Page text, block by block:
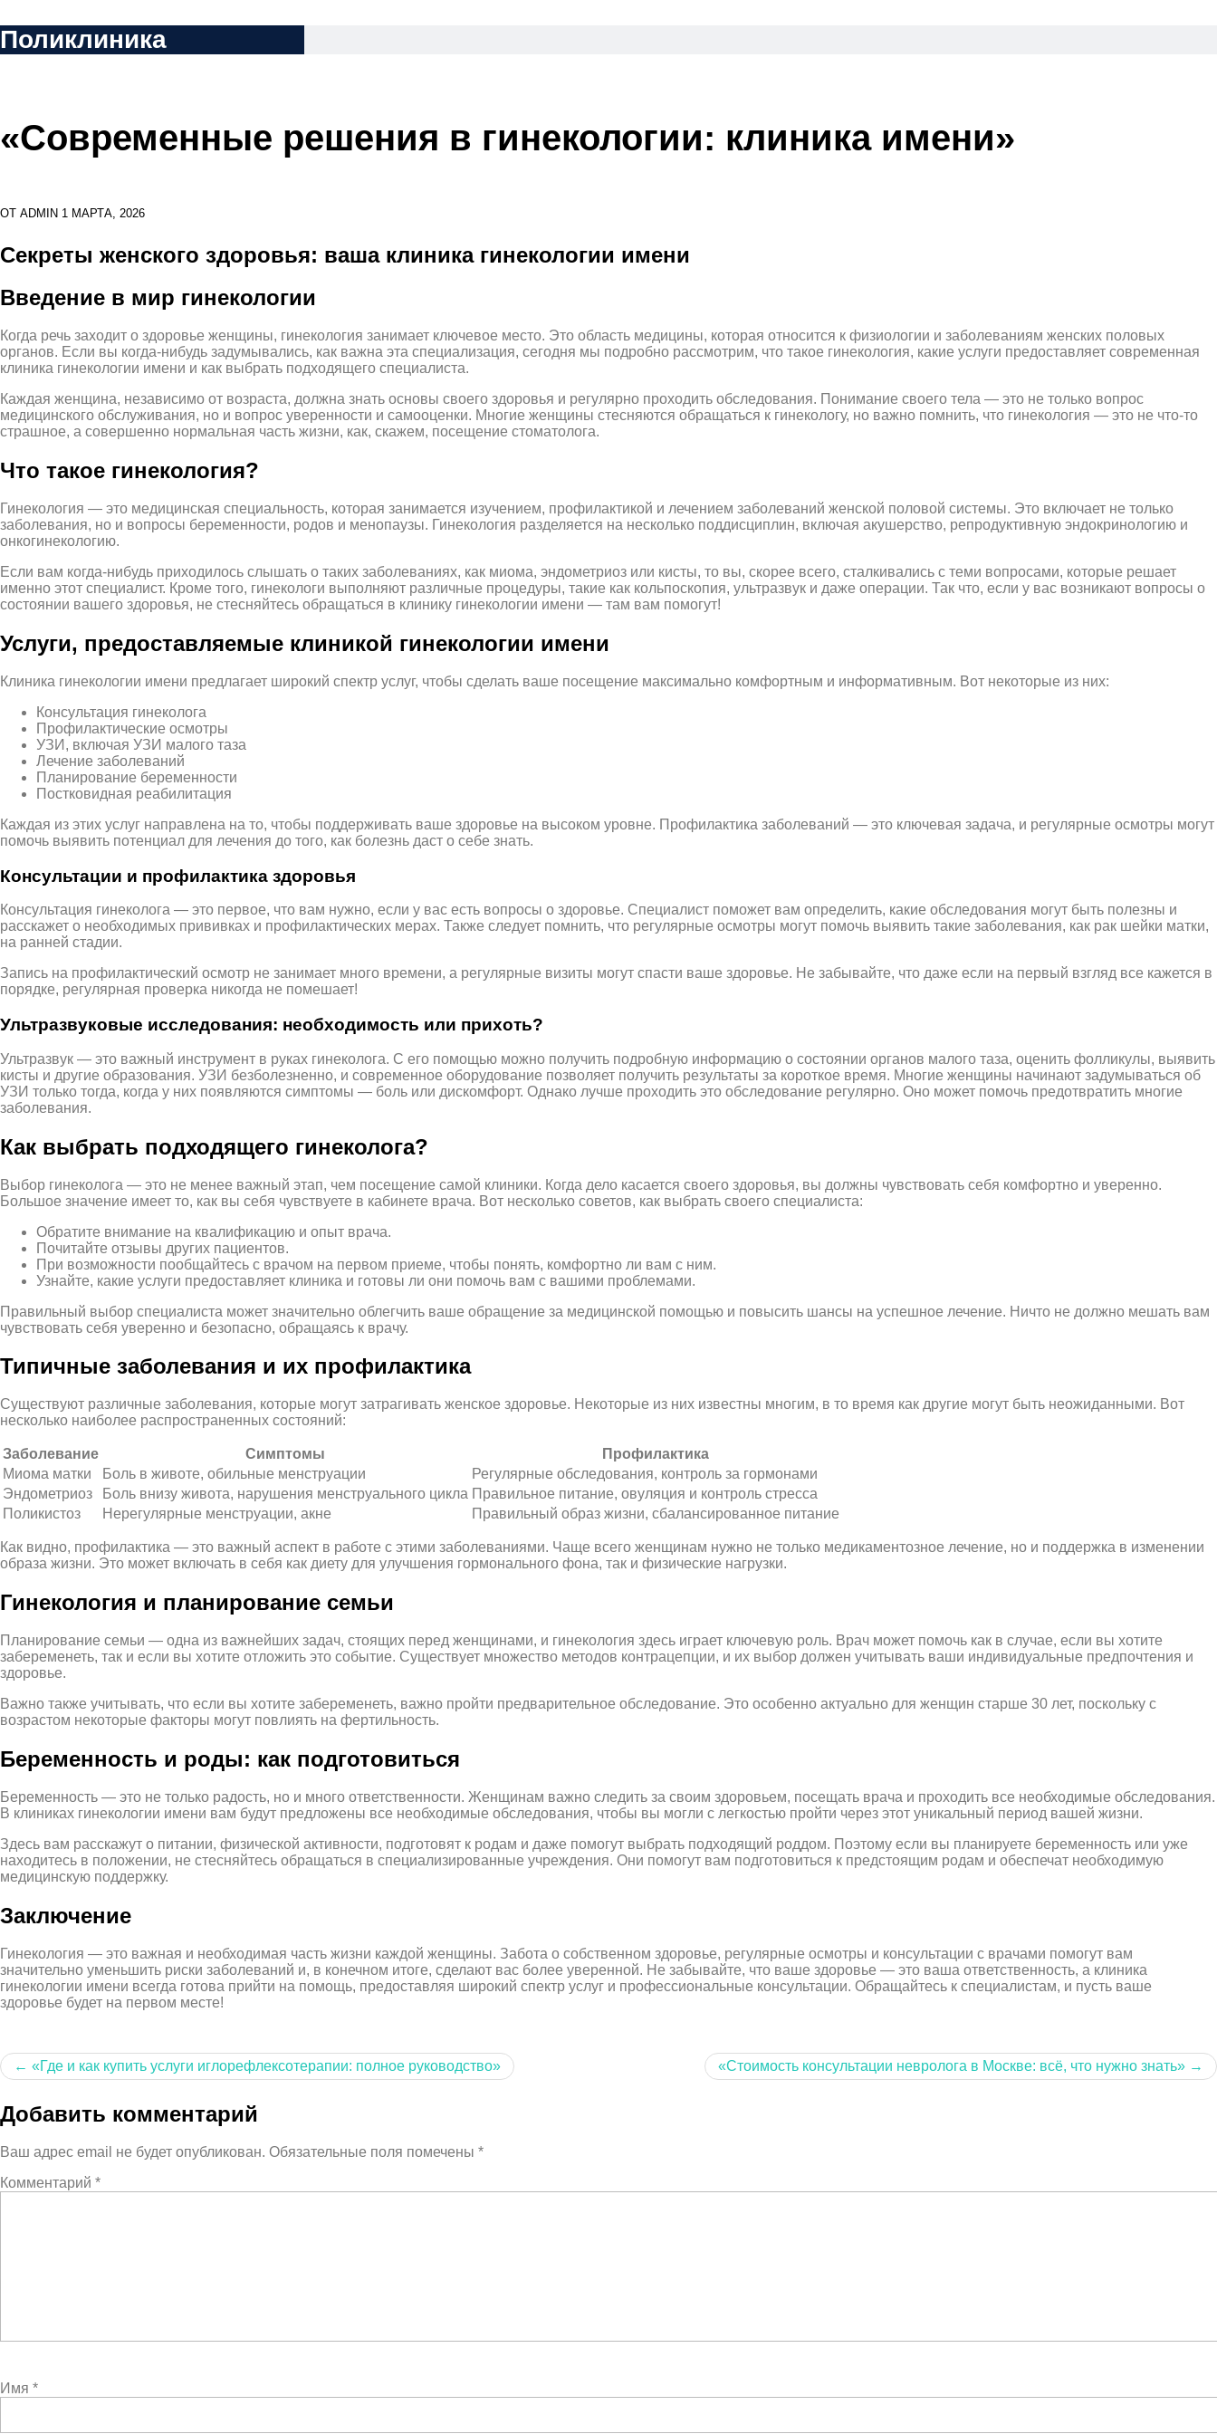
Перейти
кПоликлиника
«Современные решения в гинекологии: клиника имени»
ОТ ADMIN 1 МАРТА, 2026
Секреты женского здоровья: ваша клиника гинекологии имени
Введение в мир гинекологии
Когда речь заходит о здоровье женщины, гинекология занимает ключевое место. Это область медицины, которая относится к физиологии и заболеваниям женских половых
органов. Если вы когда-нибудь задумывались, как важна эта специализация, сегодня мы подробно рассмотрим, что такое гинекология, какие услуги предоставляет современная
клиника гинекологии имени и как выбрать подходящего специалиста.
Каждая женщина, независимо от возраста, должна знать основы своего здоровья и регулярно проходить обследования. Понимание своего тела — это не только вопрос
медицинского обслуживания, но и вопрос уверенности и самооценки. Многие женщины стесняются обращаться к гинекологу, но важно помнить, что гинекология — это не что-то
страшное, а совершенно нормальная часть жизни, как, скажем, посещение стоматолога.
Что такое гинекология?
Гинекология — это медицинская специальность, которая занимается изучением, профилактикой и лечением заболеваний женской половой системы. Это включает не только
заболевания, но и вопросы беременности, родов и менопаузы. Гинекология разделяется на несколько поддисциплин, включая акушерство, репродуктивную эндокринологию и
онкогинекологию.
Если вам когда-нибудь приходилось слышать о таких заболеваниях, как миома, эндометриоз или кисты, то вы, скорее всего, сталкивались с теми вопросами, которые решает
именно этот специалист. Кроме того, гинекологи выполняют различные процедуры, такие как кольпоскопия, ультразвук и даже операции. Так что, если у вас возникают вопросы о
состоянии вашего здоровья, не стесняйтесь обращаться в клинику гинекологии имени — там вам помогут!
Услуги, предоставляемые клиникой гинекологии имени
Клиника гинекологии имени предлагает широкий спектр услуг, чтобы сделать ваше посещение максимально комфортным и информативным. Вот некоторые из них:
Консультация гинеколога
Профилактические осмотры
УЗИ, включая УЗИ малого таза
Лечение заболеваний
Планирование беременности
Постковидная реабилитация
Каждая из этих услуг направлена на то, чтобы поддерживать ваше здоровье на высоком уровне. Профилактика заболеваний — это ключевая задача, и регулярные осмотры могут
помочь выявить потенциал для лечения до того, как болезнь даст о себе знать.
Консультации и профилактика здоровья
Консультация гинеколога — это первое, что вам нужно, если у вас есть вопросы о здоровье. Специалист поможет вам определить, какие обследования могут быть полезны и
расскажет о необходимых прививках и профилактических мерах. Также следует помнить, что регулярные осмотры могут помочь выявить такие заболевания, как рак шейки матки,
на ранней стадии.
Запись на профилактический осмотр не занимает много времени, а регулярные визиты могут спасти ваше здоровье. Не забывайте, что даже если на первый взгляд все кажется в
порядке, регулярная проверка никогда не помешает!
Ультразвуковые исследования: необходимость или прихоть?
Ультразвук — это важный инструмент в руках гинеколога. С его помощью можно получить подробную информацию о состоянии органов малого таза, оценить фолликулы, выявить
кисты и другие образования. УЗИ безболезненно, и современное оборудование позволяет получить результаты за короткое время. Многие женщины начинают задумываться об
УЗИ только тогда, когда у них появляются симптомы — боль или дискомфорт. Однако лучше проходить это обследование регулярно. Оно может помочь предотвратить многие
заболевания.
Как выбрать подходящего гинеколога?
Выбор гинеколога — это не менее важный этап, чем посещение самой клиники. Когда дело касается своего здоровья, вы должны чувствовать себя комфортно и уверенно.
Большое значение имеет то, как вы себя чувствуете в кабинете врача. Вот несколько советов, как выбрать своего специалиста:
Обратите внимание на квалификацию и опыт врача.
Почитайте отзывы других пациентов.
При возможности пообщайтесь с врачом на первом приеме, чтобы понять, комфортно ли вам с ним.
Узнайте, какие услуги предоставляет клиника и готовы ли они помочь вам с вашими проблемами.
Правильный выбор специалиста может значительно облегчить ваше обращение за медицинской помощью и повысить шансы на успешное лечение. Ничто не должно мешать вам
чувствовать себя уверенно и безопасно, обращаясь к врачу.
Типичные заболевания и их профилактика
Существуют различные заболевания, которые могут затрагивать женское здоровье. Некоторые из них известны многим, в то время как другие могут быть неожиданными. Вот
несколько наиболее распространенных состояний:
Заболевание Симптомы
Профилактика
Миома матки
Боль в животе, обильные менструации
Регулярные обследования, контроль за гормонами
Эндометриоз
Боль внизу живота, нарушения менструального цикла Правильное питание, овуляция и контроль стресса
Поликистоз
Нерегулярные менструации, акне Правильный образ жизни, сбалансированное питание
Как видно, профилактика — это важный аспект в работе с этими заболеваниями. Чаще всего женщинам нужно не только медикаментозное лечение, но и поддержка в изменении
образа жизни. Это может включать в себя как диету для улучшения гормонального фона, так и физические нагрузки.
Гинекология и планирование семьи
Планирование семьи — одна из важнейших задач, стоящих перед женщинами, и гинекология здесь играет ключевую роль. Врач может помочь как в случае, если вы хотите
забеременеть, так и если вы хотите отложить это событие. Существует множество методов контрацепции, и их выбор должен учитывать ваши индивидуальные предпочтения и
здоровье.
Важно также учитывать, что если вы хотите забеременеть, важно пройти предварительное обследование. Это особенно актуально для женщин старше 30 лет, поскольку с
возрастом некоторые факторы могут повлиять на фертильность.
Беременность и роды: как подготовиться
Беременность — это не только радость, но и много ответственности. Женщинам важно следить за своим здоровьем, посещать врача и проходить все необходимые обследования.
В клиниках гинекологии имени вам будут предложены все необходимые обследования, чтобы вы могли с легкостью пройти через этот уникальный период вашей жизни.
Здесь вам расскажут о питании, физической активности, подготовят к родам и даже помогут выбрать подходящий роддом. Поэтому если вы планируете беременность или уже
находитесь в положении, не стесняйтесь обращаться в специализированные учреждения. Они помогут вам подготовиться к предстоящим родам и обеспечат необходимую
медицинскую поддержку.
Заключение
Гинекология — это важная и необходимая часть жизни каждой женщины. Забота о собственном здоровье, регулярные осмотры и консультации с врачами помогут вам
значительно уменьшить риски заболеваний и, в конечном итоге, сделают вас более уверенной. Не забывайте, что ваше здоровье — это ваша ответственность, а клиника
гинекологии имени всегда готова прийти на помощь, предоставляя широкий спектр услуг и профессиональные консультации. Обращайтесь к специалистам, и пусть ваше
здоровье будет на первом месте!
Навигация
по
записям
«Где и как купить услуги иглорефлексотерапии: полное руководство» «Стоимость консультации невролога в Москве: всё, что нужно знать»
Добавить комментарий
Ваш адрес email не будет опубликован. Обязательные поля помечены *
Комментарий *
Имя *